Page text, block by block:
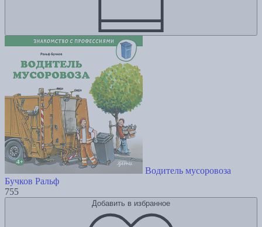
Водитель мусоровоза
Бучков Ральф
755
Добавить в избранное